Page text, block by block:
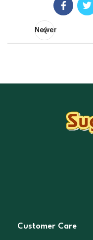
Newer
Customer Care